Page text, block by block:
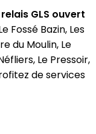
GLS ouvert
Fossé Bazin, Les
du Moulin, Le
Le Pressoir,
de services